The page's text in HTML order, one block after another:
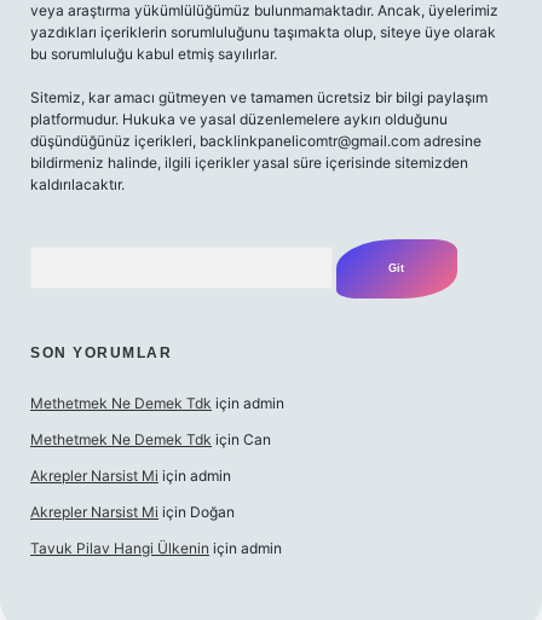
veya araştırma yükümlülüğümüz bulunmamaktadır. Ancak, üyelerimiz
yazdıkları içeriklerin sorumluluğunu taşımakta olup, siteye üye olarak
bu sorumluluğu kabul etmiş sayılırlar.
Sitemiz, kar amacı gütmeyen ve tamamen ücretsiz bir bilgi paylaşım
platformudur. Hukuka ve yasal düzenlemelere aykırı olduğunu
düşündüğünüz içerikleri, backlinkpanelicomtr@gmail.com adresine
bildirmeniz halinde, ilgili içerikler yasal süre içerisinde sitemizden
kaldırılacaktır.
SON YORUMLAR
Methetmek Ne Demek Tdk için admin
Methetmek Ne Demek Tdk için Can
Akrepler Narsist Mi için admin
Akrepler Narsist Mi için Doğan
Tavuk Pilav Hangi Ülkenin için admin